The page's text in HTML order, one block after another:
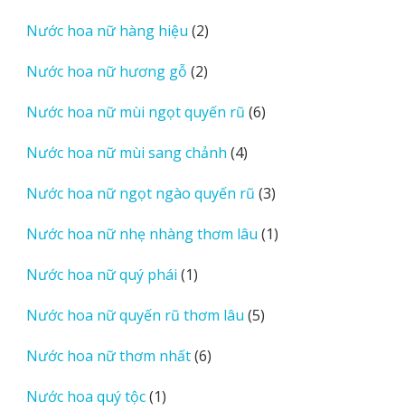
Nước hoa nữ hàng hiệu 22
phẩm
Nước hoa nữ hương gỗ 22
phẩm
Nước hoa nữ mùi ngọt quyến rũ 66
Nước hoa nữ mùi sang chảnh 44
phẩm
Nước hoa nữ ngọt ngào quyến rũ 33
phẩm
Nước hoa nữ nhẹ nhàng thơm lâu 11
Nước hoa nữ quý phái 11
phẩm
Nước hoa nữ quyến rũ thơm lâu 55
Nước hoa nữ thơm nhất 66
Nước hoa quý tộc 11